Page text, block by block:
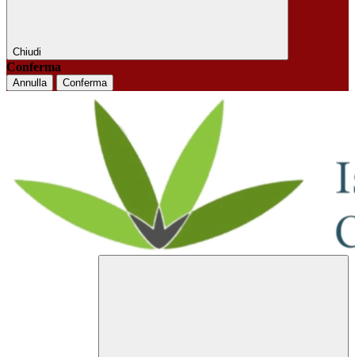
Chiudi
Conferma
Annulla Conferma